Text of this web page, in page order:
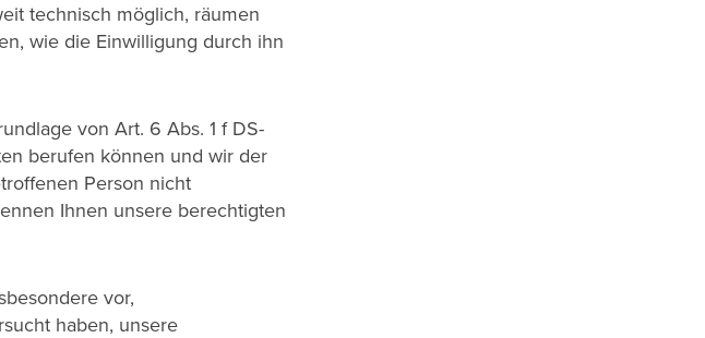
technisch möglich, räumen
wie die Einwilligung durch ihn
von Art. 6 Abs. 1 f DS-
berufen können und wir der
Person nicht
Ihnen unsere berechtigten
vor,
haben, unsere